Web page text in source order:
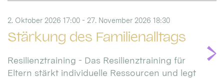
Stärkung des Familienalltags
2. Oktober 2026 17:00 - 27. November 2026 18:30
Resilienztraining - Das Resilienztraining für
Eltern stärkt individuelle Ressourcen und legt